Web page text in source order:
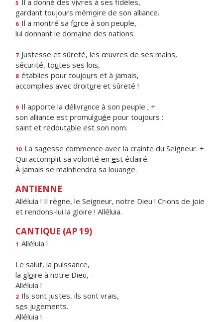
5 Il a donné des vivres à ses fidèles,
gardant toujours mémoire de son alliance.
6 Il a montré sa force à son peuple,
lui donnant le domaine des nations.
7 Justesse et sûreté, les œuvres de ses mains,
sécurité, toutes ses lois,
8 établies pour toujours et à jamais,
accomplies avec droiture et sûreté !
9 Il apporte la délivrance à son peuple ; +
son alliance est promulguée pour toujours :
saint et redoutable est son nom.
10 La sagesse commence avec la crainte du Seigneur. +
Qui accomplit sa volonté en est éclairé.
À jamais se maintiendra sa louange.
ANTIENNE
Alléluia ! Il règne, le Seigneur, notre Dieu ! Crions de joie
et rendons-lui la gloire ! Alléluia.
CANTIQUE (AP 19)
1 Alléluia !
Le salut, la puissance,
la gloire à notre Dieu,
Alléluia !
2 Ils sont justes, ils sont vrais,
ses jugements.
Alléluia !